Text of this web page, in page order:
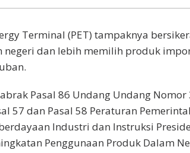
Terminal (PET) tampaknya
dan lebih memilih produk
Pasal 86 Undang Undang Nomor
57 dan Pasal 58 Peraturan
Industri dan Instruksi
Penggunaan Produk Dalam